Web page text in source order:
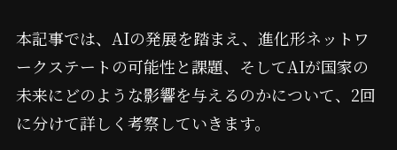
本記事では、AIの発展を踏まえ、進化形ネットワ
ークステートの可能性と課題、そしてAIが国家の
未来にどのような影響を与えるのかについて、2回
に分けて詳しく考察していきます。